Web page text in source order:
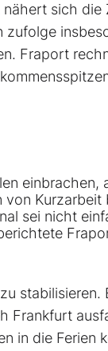
sich
zufolge
Fraport
einbrachen,
von Kurzarbeit
sei nicht
stabilisieren.
Frankfurt
in die Ferien